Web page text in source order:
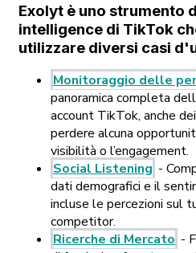
Exolyt è uno strumento
intelligence di TikTok
utilizzare diversi casi
Monitoraggio delle
panoramica completa
account TikTok, anche
perdere alcuna
visibilità o l’engagement.
Social Listening -
dati demografici e il
incluse le percezioni sul
competitor.
Ricerche di Mercato -